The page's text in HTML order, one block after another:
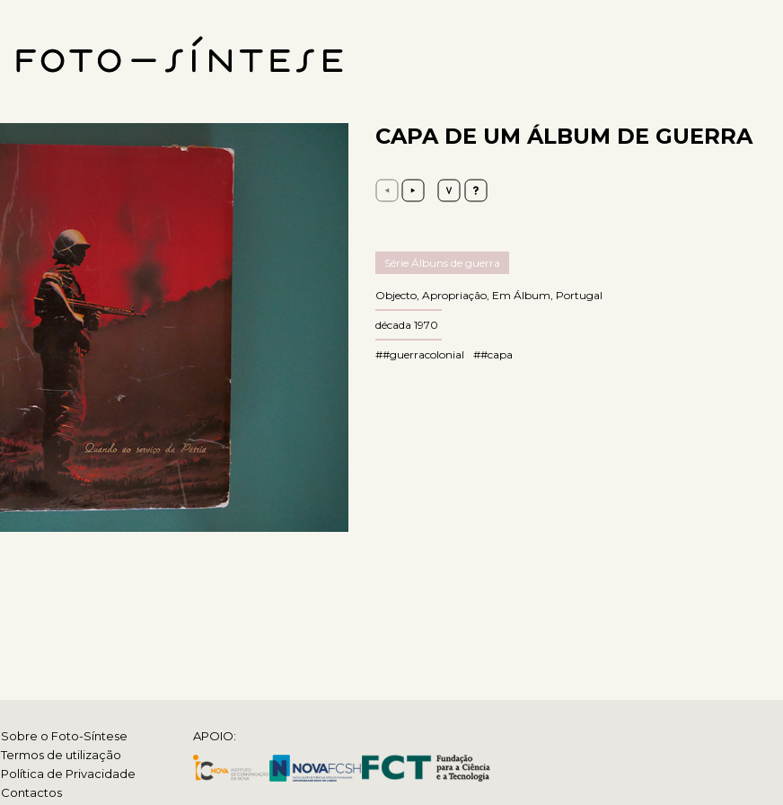
CAPA DE UM ÁLBUM DE GUERRA
Série Álbuns de guerra
Objecto, Apropriação, Em Álbum, Portugal
década 1970
##guerracolonial ##capa
Sobre o Foto-Síntese
Termos de utilização
Política de Privacidade
Contactos
APOIO: